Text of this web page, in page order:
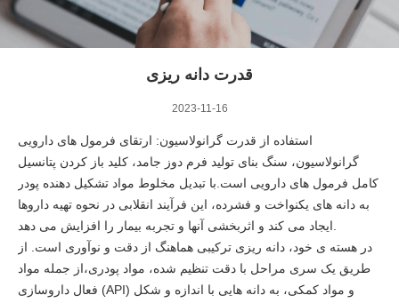
قدرت دانه ریزی
2023-11-16
استفاده از قدرت گرانولاسیون: ارتقای فرمول های دارویی
گرانولاسیون، سنگ بنای تولید فرم دوز جامد، کلید باز کردن پتانسیل
کامل فرمول های دارویی است.با تبدیل مخلوط مواد تشکیل دهنده پودر
به دانه های یکنواخت و فشرده، این فرآیند انقلابی در نحوه تهیه داروها
در هسته ی خود، دانه ریزی ترکیبی هماهنگ از دقت و نوآوری است. از
طریق یک سری مراحل با دقت تنظیم شده، مواد پودری،از جمله مواد
فعال داروسازی (API) و مواد کمکی، به دانه هایی با اندازه و شکل